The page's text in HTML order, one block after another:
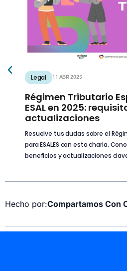
Legal 11 ABR 2025
Régimen Tributario
ESAL en 2025:
actualizaciones
Resuelve tus dudas sobre el
para ESALES con esta charla.
beneficios y actualizaciones
Hecho por:Compartamos Con